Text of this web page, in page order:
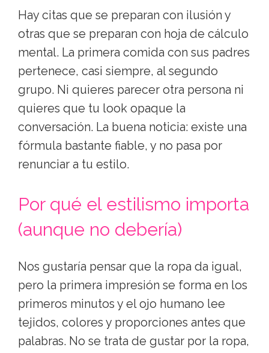
Escrito por: Fernanda 24/07/2026
4 minutos
Imágenes generadas por IA
Guía práctica para vestir el día que
conoces a los padres de tu pareja:
prendas clave, paleta cromática y errores
Hay citas que se preparan con ilusión y
mental. La primera comida con sus padres
pertenece, casi siempre, al segundo
grupo. Ni quieres parecer otra persona ni
quieres que tu look opaque la
conversación. La buena noticia: existe una